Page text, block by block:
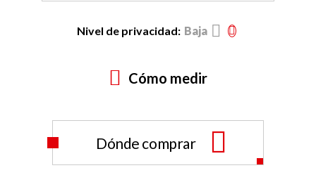
Nivel de privacidad: Baja
Cómo medir
Dónde comprar